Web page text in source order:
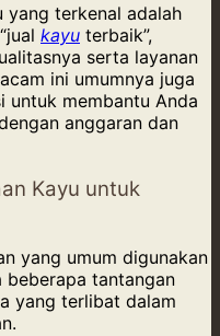
yang terkenal adalah
kayu terbaik”,
serta layanan
ini umumnya juga
untuk membantu Anda
anggaran dan
Kayu untuk
yang umum digunakan
beberapa tantangan
yang terlibat dalam